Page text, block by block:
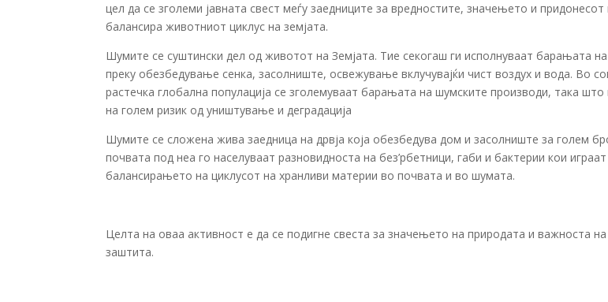
цел да се зголеми јавната свест меѓу заедниците за вредностите, значењето и
балансира животниот циклус на земјата.
Шумите се суштински дел од животот на Земјата. Тие секогаш ги исполнуваат барањата
преку обезбедување сенка, засолниште, освежување вклучувајќи чист воздух и вода. Во
растечка глобална популација се зголемуваат барањата на шумските производи, така
на голем ризик од уништување и деградација
Шумите се сложена жива заедница на дрвја која обезбедува дом и засолниште за голем
почвата под неа го населуваат разновидноста на без’рбетници, габи и бактерии кои играат
балансирањето на циклусот на хранливи материи во почвата и во шумата.
Целта на оваа активност е да се подигне свеста за значењето на природата и важноста
заштита.